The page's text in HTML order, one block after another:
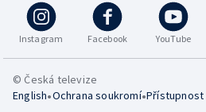
Instagram Facebook YouTube
© Česká televize
English•Ochrana soukromí•Přístupnost